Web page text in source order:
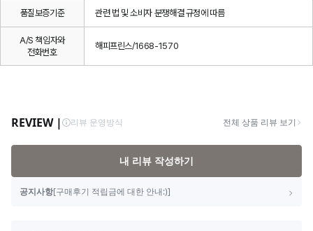
품질보증기준 관련 법 및 소비자 분쟁해결 규정에 따름
A/S 책임자와
전화번호
해피프린스/1668-1570